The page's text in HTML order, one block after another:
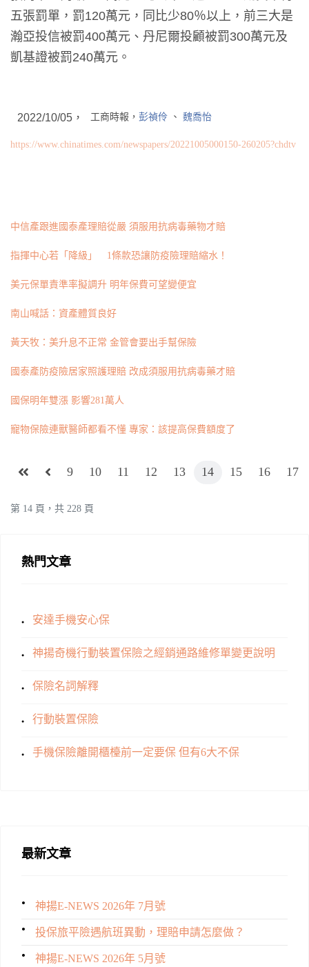
五張罰單，罰120萬元，同比少80％以上，前三大是
瀚亞投信被罰400萬元、丹尼爾投顧被罰300萬元及
凱基證被罰240萬元。
2022/10/05， 工商時報， 彭禎伶 、 魏喬怡
https://www.chinatimes.com/newspapers/20221005000150-260205?chdtv
中信產跟進國泰產理賠從嚴 須服用抗病毒藥物才賠
指揮中心若「降級」 1條款恐讓防疫險理賠縮水！
美元保單責準率擬調升 明年保費可望變便宜
南山喊話：資產體質良好
黃天牧：美升息不正常 金管會要出手幫保險
國泰產防疫險居家照護理賠 改成須服用抗病毒藥才賠
國保明年雙漲 影響281萬人
寵物保險連獸醫師都看不懂 專家：該提高保費額度了
9 10 11 12 13 14 15 16 17
第 14 頁，共 228 頁
熱門文章
安達手機安心保
神揚奇機行動裝置保險之經銷通路維修單變更說明
保險名詞解釋
行動裝置保險
手機保險離開櫃檯前一定要保 但有6大不保
最新文章
神揚E-NEWS 2026年 7月號
投保旅平險遇航班異動，理賠申請怎麼做？
神揚E-NEWS 2026年 5月號